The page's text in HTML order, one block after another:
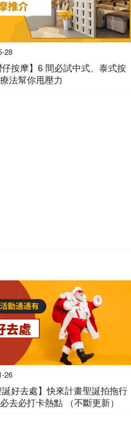
28
按摩】6 間必試中式、泰式按
法幫你甩壓力
26
誕好去處】快來計畫聖誕拍拖行
去必打卡熱點 （不斷更新）